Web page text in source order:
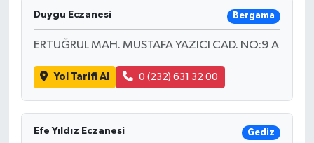
Duygu Eczanesi Bergama
ERTUĞRUL MAH. MUSTAFA YAZICI CAD. NO:9 A
Yol Tarifi Al 0 (232) 631 32 00
Efe Yıldız Eczanesi Gediz